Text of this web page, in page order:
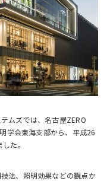
ムズでは、名古屋ZERO
学会東海支部から、平成26
た。
法、照明効果などの観点か